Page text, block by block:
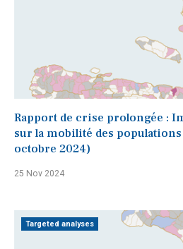
Rapport de crise prolongée :
sur la mobilité des
octobre 2024)
25 Nov 2024
Targeted analyses